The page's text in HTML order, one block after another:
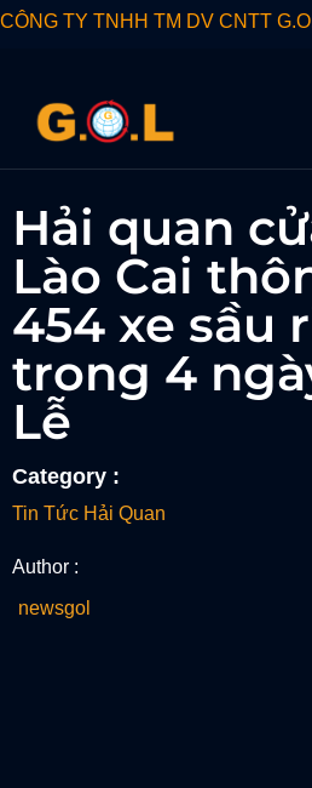
CÔNG TY TNHH TM DV CNTT
Hải quan
Lào Cai
454 xe sầu
trong 4
Lễ
Category :
Tin Tức Hải Quan
Author :
newsgol